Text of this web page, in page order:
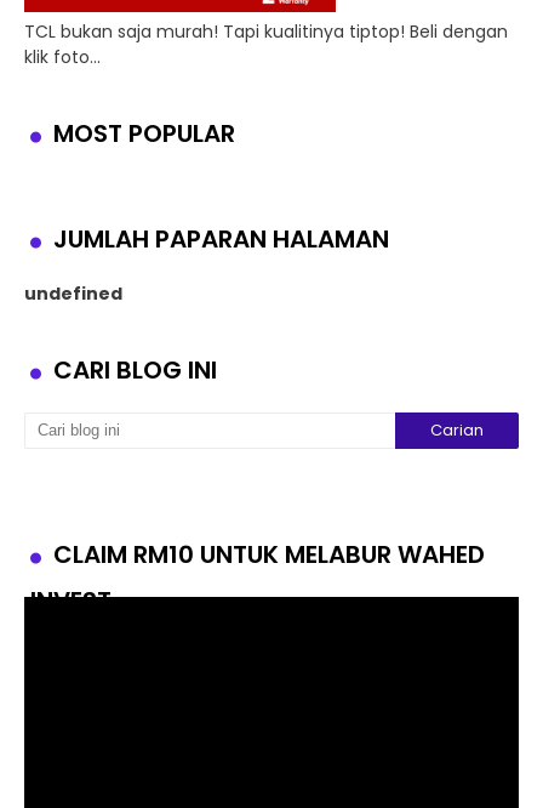
TCL bukan saja murah! Tapi kualitinya tiptop! Beli dengan
klik foto...
MOST POPULAR
JUMLAH PAPARAN HALAMAN
undefined
CARI BLOG INI
CLAIM RM10 UNTUK MELABUR WAHED
INVEST